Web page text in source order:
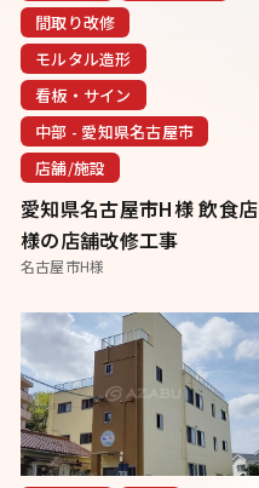
間取り改修
モルタル造形
看板・サイン
中部 - 愛知県名古屋市
店舗/施設
愛知県名古屋市H様 飲食店
様の店舗改修工事
名古屋市H様